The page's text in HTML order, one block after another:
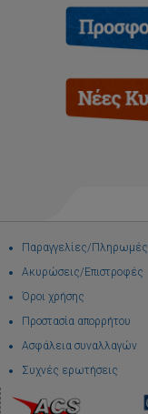
Παραγγελίες/Πληρωμές
Ακυρώσεις/Επιστροφές
Όροι χρήσης
Προστασία απορρήτου
Ασφάλεια συναλλαγών
Συχνές ερωτήσεις